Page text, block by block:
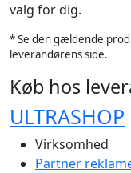
valg for dig.
* Se den gældende
leverandørens side.
Køb hos
ULTRASHOP
Virksomhed
Partner